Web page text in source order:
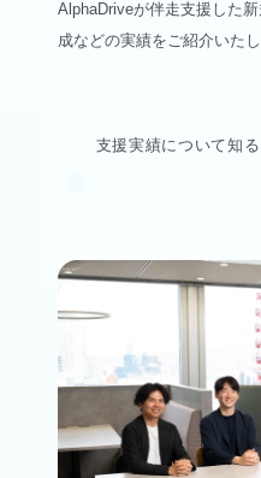
AlphaDriveが伴走支援した
成などの実績をご紹介いたし
支援実績について知る